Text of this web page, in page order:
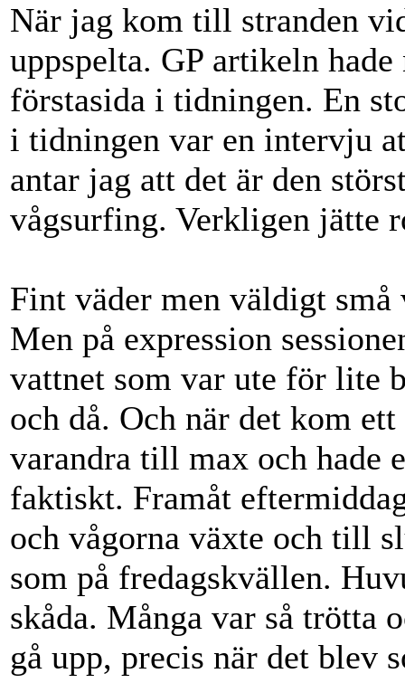
När jag kom till stranden
uppspelta. GP artikeln
förstasida i tidningen. En
i tidningen var en intervju
antar jag att det är den
vågsurfing. Verkligen jätte
Fint väder men väldigt små
Men på expression
vattnet som var ute för lite
och då. Och när det kom
varandra till max och hade
faktiskt. Framåt
och vågorna växte och till
som på fredagskvällen.
skåda. Många var så trötta
gå upp, precis när det blev